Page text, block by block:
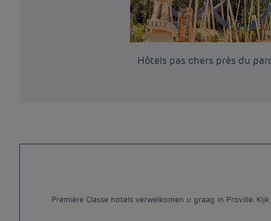
Hôtels pas chers près du
Première Classe hotels verwelkomen u graag in Proville.